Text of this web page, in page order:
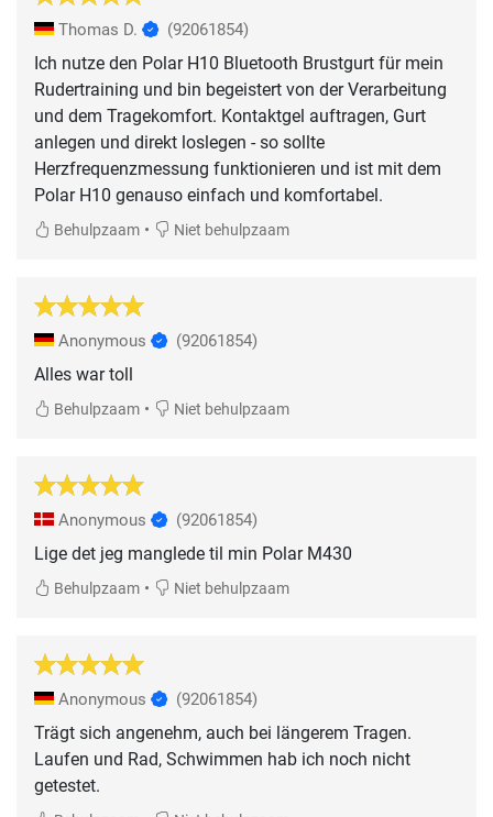
Thomas D. (92061854)
Ich nutze den Polar H10 Bluetooth Brustgurt für mein
Rudertraining und bin begeistert von der Verarbeitung
und dem Tragekomfort. Kontaktgel auftragen, Gurt
anlegen und direkt loslegen - so sollte
Herzfrequenzmessung funktionieren und ist mit dem
Polar H10 genauso einfach und komfortabel.
Behulpzaam • Niet behulpzaam
Anonymous (92061854)
Alles war toll
Behulpzaam • Niet behulpzaam
Anonymous (92061854)
Lige det jeg manglede til min Polar M430
Behulpzaam • Niet behulpzaam
Anonymous (92061854)
Trägt sich angenehm, auch bei längerem Tragen.
Laufen und Rad, Schwimmen hab ich noch nicht
getestet.